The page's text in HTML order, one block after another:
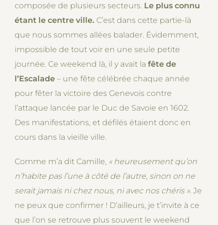
composée de plusieurs secteurs. Le plus connu
étant le centre ville. C’est dans cette partie-là
que nous sommes allées balader. Évidemment,
impossible de tout voir en une seule petite
journée. Ce weekend là, il y avait la fête de
l’Escalade – une fête célébrée chaque année
pour fêter la victoire des Genevois contre
l’attaque lancée par le Duc de Savoie en 1602.
Des manifestations, et défilés étaient donc en
cours dans la vieille ville.
Comme m’a dit Camille, « heureusement qu’on
n’habite pas l’une à côté de l’autre, sinon on ne
serait jamais ni chez nous, ni avec nos chéris». Je
ne peux que confirmer ! D’ailleurs, je t’invite à ce
que l’on se retrouve plus souvent le weekend